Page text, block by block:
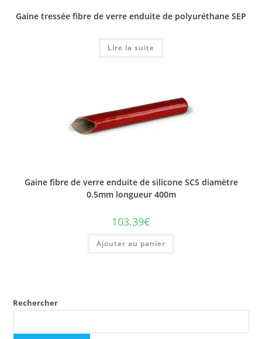
Gaine tressée fibre de verre enduite de polyuréthane SEP
Lire la suite
Gaine fibre de verre enduite de silicone SCS diamètre
0.5mm longueur 400m
103.39€
Ajouter au panier
Rechercher